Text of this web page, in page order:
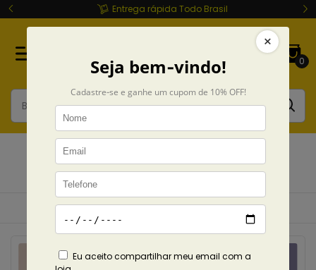
Entrega rápida Todo Brasil
0
Bragans
Início CAMISETAS ILUSTRADORES Bragans
Ordenar Filtrar